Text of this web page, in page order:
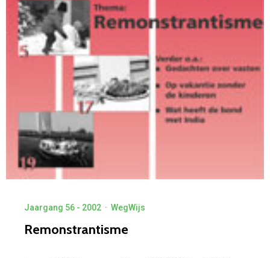
Jaargang 56 - 2002 · WegWijs
Remonstrantisme